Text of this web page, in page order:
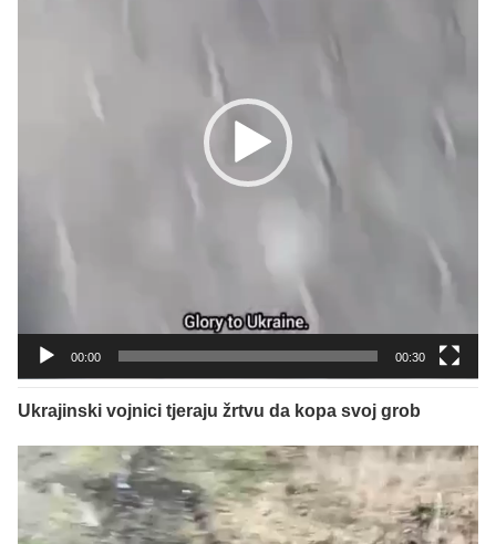
00:00 00:30
Ukrajinski vojnici tjeraju žrtvu da kopa svoj grob
Reproduktor
videozapisa